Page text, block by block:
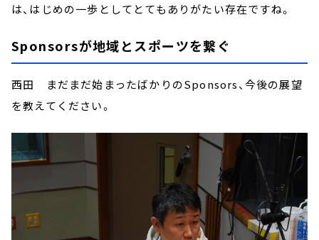
は、はじめの一歩としてとてもありがたい存在ですね。
Sponsorsが地域とスポーツを繋ぐ
西田 まだまだ始まったばかりのSponsors、今後の展望
を教えてください。